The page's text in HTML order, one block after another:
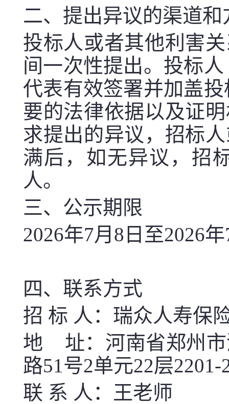
二、提出异议的渠道和
投标人或者其他利害
间一次性提出。投标人
代表有效签署并加盖
要的法律依据以及证
求提出的异议，招标
满后，如无异议，招
人。
三、公示期限
2026年7月8日 至2026
四、 联系方式
招 标 人： 瑞众人寿保
地 址： 河南省郑州
路51号2单元22层
联 系 人： 王老师